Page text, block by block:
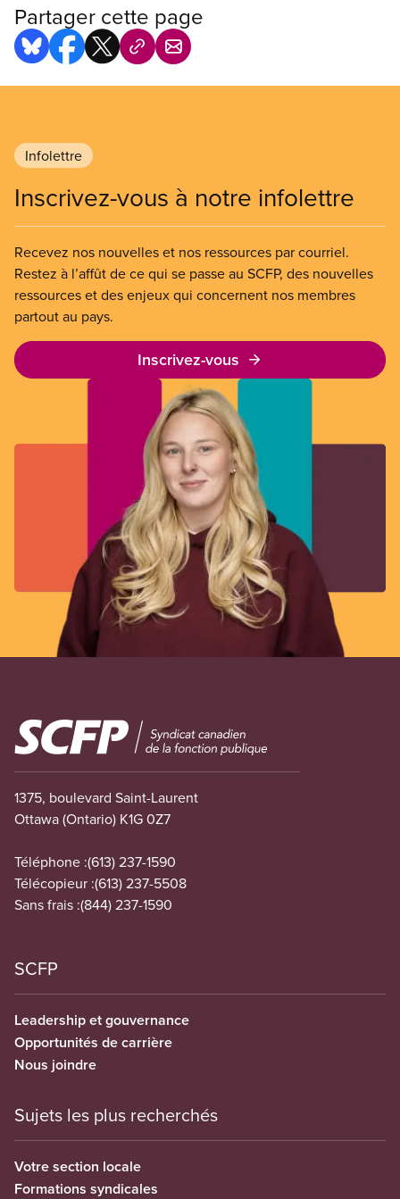
Partager cette page
Infolettre
Inscrivez-vous à notre infolettre
Recevez nos nouvelles et nos ressources par courriel.
Restez à l’affût de ce qui se passe au SCFP, des nouvelles
ressources et des enjeux qui concernent nos membres
partout au pays.
Inscrivez-vous
Image
1375, boulevard Saint-Laurent
Ottawa (Ontario) K1G 0Z7
Téléphone :(613) 237-1590
Télécopieur :(613) 237-5508
Sans frais :(844) 237-1590
SCFP
Leadership et gouvernance
Opportunités de carrière
Nous joindre
Sujets les plus recherchés
Votre section locale
Formations syndicales